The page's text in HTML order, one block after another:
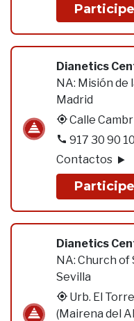
Dianetics
NA: Misión de
Madrid
Calle
917 30 90 10
Contactos
Dianetics
NA: Church of
Sevilla
Urb. El
(Mairena del